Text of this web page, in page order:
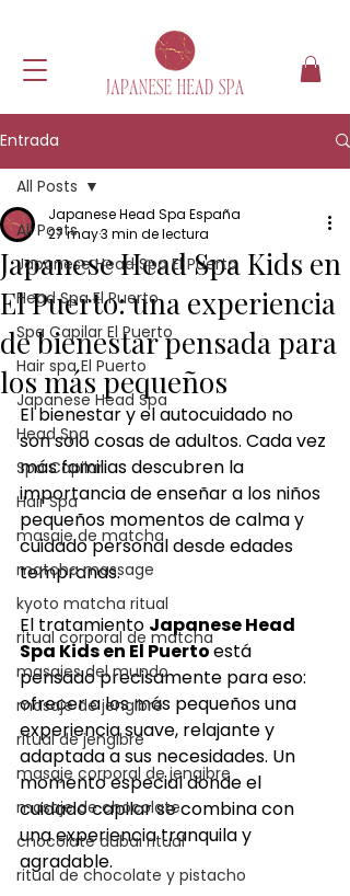
Entrada
All Posts
Japanese Head Spa El Puerto
Head Spa El Puerto
Spa Capilar El Puerto
Hair spa El Puerto
Japanese Head Spa
Head Spa
Spa Capilar
Hair Spa
masaje de matcha
matcha massage
kyoto matcha ritual
ritual corporal de matcha
masajes del mundo
masaje de jengibre
ritual de jengibre
masaje corporal de jengibre
masaje de chocolate
chocolate dubai ritual
ritual de chocolate y pistacho
All Posts
Japanese Head Spa Kids en
El Puerto: una experiencia
de bienestar pensada para
los más pequeños
Japanese Head Spa España
27 may3 min de lectura
El bienestar y el autocuidado no
son solo cosas de adultos. Cada vez
más familias descubren la
importancia de enseñar a los niños
pequeños momentos de calma y
cuidado personal desde edades
tempranas.
El tratamiento Japanese Head
Spa Kids en El Puerto está
pensado precisamente para eso:
ofrecer a los más pequeños una
experiencia suave, relajante y
adaptada a sus necesidades. Un
momento especial donde el
cuidado capilar se combina con
una experiencia tranquila y
agradable.